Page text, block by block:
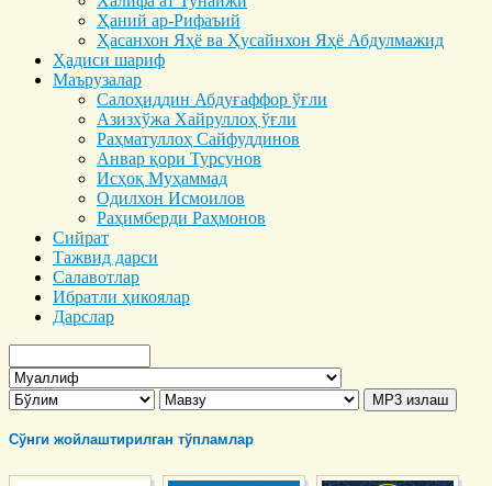
Ҳаний ар-Рифаъий
Ҳасанхон Яҳё ва Ҳусайнхон Яҳё Абдулмажид
Ҳадиси шариф
Маърузалар
Салоҳиддин Абдуғаффор ўғли
Азизхўжа Хайруллоҳ ўғли
Раҳматуллоҳ Сайфуддинов
Анвар қори Турсунов
Исҳоқ Муҳаммад
Одилхон Исмоилов
Раҳимберди Раҳмонов
Сийрат
Тажвид дарси
Салавотлар
Ибратли ҳикоялар
Дарслар
Сўнги жойлаштирилган тўпламлар